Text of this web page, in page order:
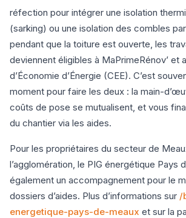
réfection pour intégrer une isolation
(sarking) ou une isolation des combles
pendant que la toiture est ouverte, les
deviennent éligibles à MaPrimeRénov’ et
d’Économie d’Énergie (CEE). C’est
moment pour faire les deux : la main-
coûts de pose se mutualisent, et vous
du chantier via les aides.
Pour les propriétaires du secteur de
l’agglomération, le PIG énergétique Pays
également un accompagnement pour le
dossiers d’aides. Plus d’informations sur /
energetique-pays-de-meaux et sur la